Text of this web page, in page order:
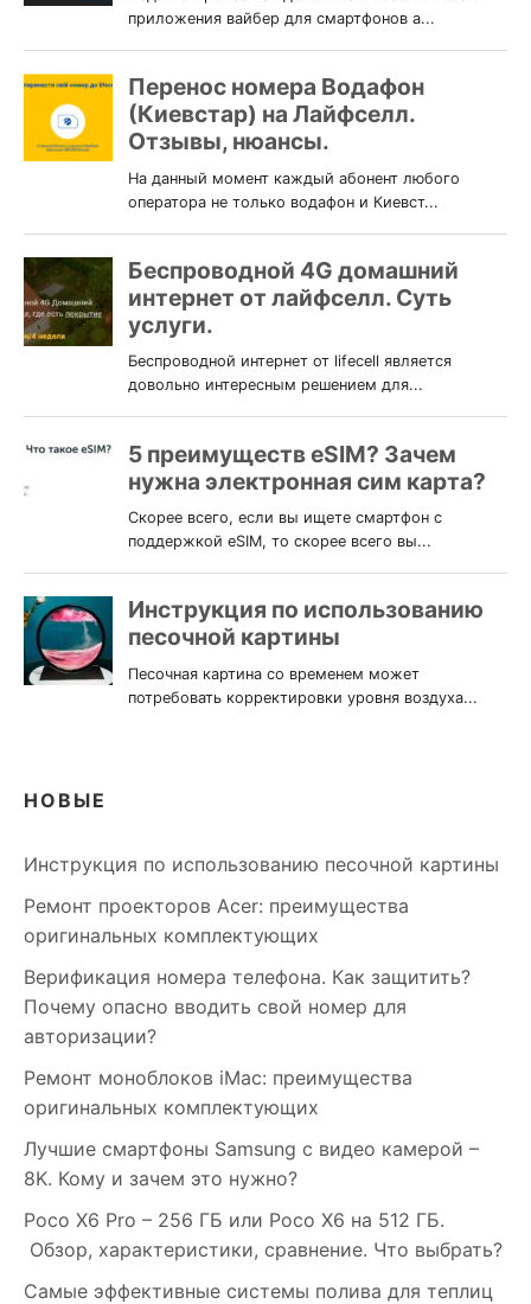
НОВЫЕ
Инструкция по использованию песочной картины
Ремонт проекторов Acer: преимущества
оригинальных комплектующих
Верификация номера телефона. Как защитить?
Почему опасно вводить свой номер для
авторизации?
Ремонт моноблоков iMac: преимущества
оригинальных комплектующих
Лучшие смартфоны Samsung c видео камерой –
8K. Кому и зачем это нужно?
Poco X6 Pro – 256 ГБ или Poco X6 на 512 ГБ.
Обзор, характеристики, сравнение. Что выбрать?
Самые эффективные системы полива для теплиц